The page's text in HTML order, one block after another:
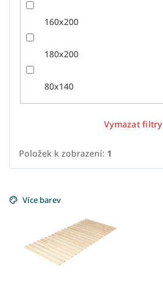
160x200
180x200
80x140
Vymazat filtry
Položek k zobrazení: 1
ý
Více barev